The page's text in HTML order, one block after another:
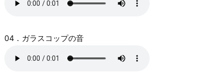
04．ガラスコップの音